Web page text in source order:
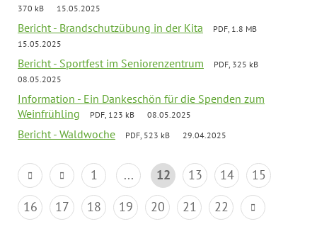
370 kB
15.05.2025
Bericht - Brandschutzübung in der Kita
PDF, 1.8 MB
15.05.2025
Bericht - Sportfest im Seniorenzentrum
PDF, 325 kB
08.05.2025
Information - Ein Dankeschön für die Spenden zum
Weinfrühling
PDF, 123 kB 08.05.2025
Bericht - Waldwoche PDF, 523 kB 29.04.2025
1 ... 12 13 14
15
16
17 18 19 20 21 22